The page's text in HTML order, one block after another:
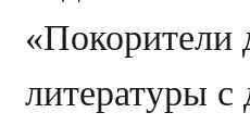
«Покорители
литературы